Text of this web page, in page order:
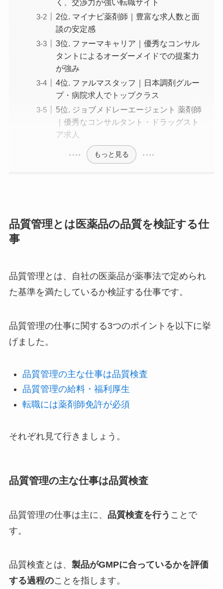
2位. マイナビ薬剤師｜豊富な求人数と面
談の安定感
3位. ファーマキャリア｜優秀なコンサル
タントによるオーダーメイドでの提案力
が強み
4位. ファルマスタッフ｜日本調剤グルー
プ・病院求人でトップクラス
5位. ジョブメドレーエージェント 薬剤師
｜優秀なコンサルタント・ドラッグスト
ア求人
もっと見る
品質管理とは医薬品の品質を検証する仕
事
品質管理とは、自社の医薬品が薬事法で定められ
た基準を満たしているか検証する仕事です。
品質管理の仕事に関する3つのポイントを以下に挙
げました。
品質管理の主な仕事は品質検査
品質管理の給料・福利厚生
転職には薬剤師免許が必須
それぞれ見て行きましょう。
品質管理の主な仕事は品質検査
品質管理の仕事は主に、 品質検査を行う ことで
す。
品質検査とは、 製品がGMPに合っているかを評価
する過程のことを指します。